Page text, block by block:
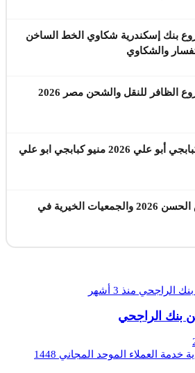
بنك إسكندرية شكاوي الخط الساخن
رقم خدمة عملاء فروع الظافر للنقل والشحن مصر 2026
رقم تليفون فروع كبابجي أبو علي 2026 منيو كبابجي ابو علي
رقم تليفون القرض الحسن 2026 والجمعيات الخيرية في
منذ 3 أشهر
بنك الراجحي